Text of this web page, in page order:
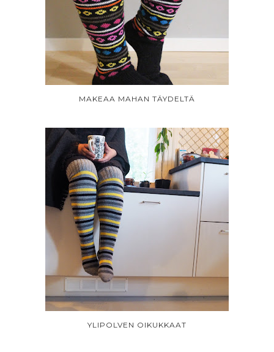
MAKEAA MAHAN TÄYDELTÄ
YLIPOLVEN OIKUKKAAT